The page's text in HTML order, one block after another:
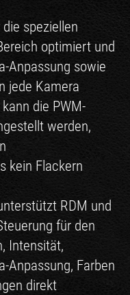
speziellen
optimiert und
Anpassung sowie
jede Kamera
die PWM-
werden,
kein Flackern
RDM und
für den
Intensität,
Anpassung, Farben
direkt